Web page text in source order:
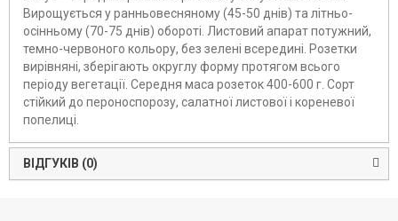
Вирощується у ранньовесняному (45-50 днів) та літньо-
осінньому (70-75 днів) обороті. Листовий апарат потужний,
темно-червоного кольору, без зелені всередині. Розетки
вирівняні, зберігають округлу форму протягом всього
періоду вегетації. Середня маса розеток 400-600 г. Сорт
стійкий до пероноспорозу, салатної листової і кореневої
попелиці.
ВІДГУКІВ (0)